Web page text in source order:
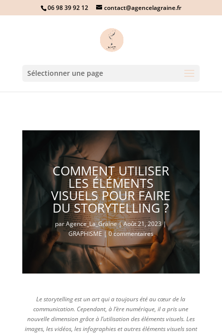
06 98 39 92 12 contact@agencelagraine.fr
Sélectionner une page
COMMENT UTILISER
LES ÉLÉMENTS
VISUELS POUR FAIRE
DU STORYTELLING ?
parAgence_La_Graine|Août 21, 2023|
GRAPHISME|0 commentaires
Le storytelling est un art qui a toujours été au cœur de la
communication. Cependant, à l’ère numérique, il a pris une
nouvelle dimension grâce à l’utilisation des éléments visuels. Les
images, les vidéos, les infographies et autres éléments visuels sont